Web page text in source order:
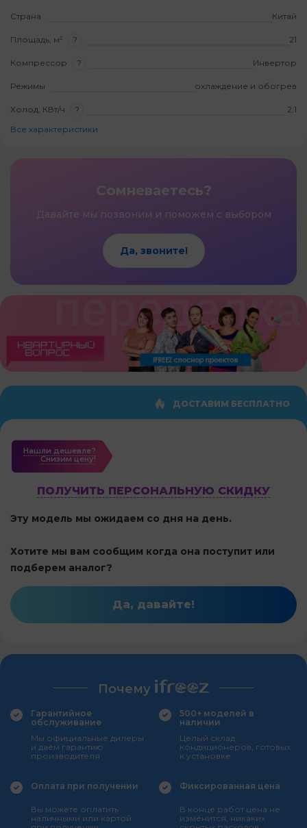
Страна Китай
Площадь, м² ? 21
Компрессор ? Инвертор
Режимы охлаждение и обогрев
Холод, КВт/ч ?
2.1
Все характеристики
Сомневаетесь?
Давайте мы позвоним и поможем с выбором
Да, звоните!
ДОСТАВИМ БЕСПЛАТНО
Нашли дешевле?
Cнизим цену!
ПОЛУЧИТЬ ПЕРСОНАЛЬНУЮ СКИДКУ
Эту модель мы ожидаем со дня на день.
Хотите мы вам сообщим когда она поступит или
подберем аналог?
Да, давайте!
Почему
Гарантийное
обслуживание
Мы официальные дилеры
и даем гарантию
производителя
500+ моделей в
наличии
Целый склад
кондиционеров, готовых
к установке
Оплата при получении
Вы можете оплатить
наличными или картой
Фиксированная цена
В конце работ цена не
изменится, никаких